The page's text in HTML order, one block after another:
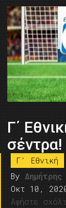
Γ΄
σέντρα!
Γ' Εθνική
By
Οκτ 10,
Αφήστε